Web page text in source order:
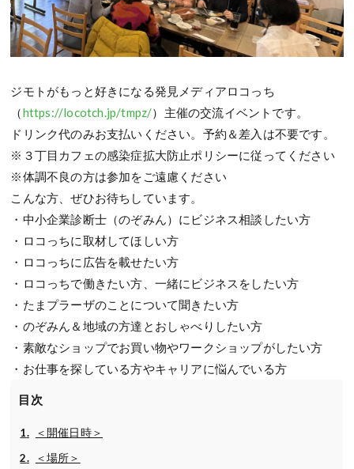
ジモトがもっと好きになる発見メディアロコっち
（https://locotch.jp/tmpz/）主催の交流イベントです。
ドリンク代のみお支払いください。予約＆差入は不要です。
※３丁目カフェの感染症拡大防止ポリシーに従ってください
※体調不良の方は参加をご遠慮ください
こんな方、ぜひお待ちしています。
・中小企業診断士（のぞみん）にビジネス相談したい方
・ロコっちに取材してほしい方
・ロコっちに広告を載せたい方
・ロコっちで働きたい方、一緒にビジネスをしたい方
・たまプラーザのことについて聞きたい方
・のぞみん＆地域の方達とおしゃべりしたい方
・素敵なショップでお買い物やワークショップがしたい方
・お仕事を探している方やキャリアに悩んでいる方
目次
＜開催日時＞
＜場所＞